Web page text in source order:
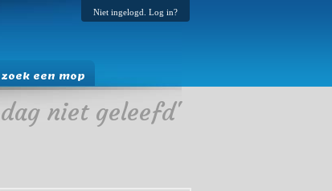
Niet ingelogd. Log in?
zoek een mop
niet geleefd'